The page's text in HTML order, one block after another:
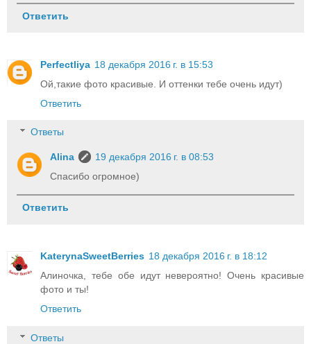
Ответить
Perfectliya 18 декабря 2016 г. в 15:53
Ой,такие фото красивые. И оттенки тебе очень идут)
Ответить
Ответы
Alina
19 декабря 2016 г. в 08:53
Спасибо огромное)
Ответить
KaterynaSweetBerries 18 декабря 2016 г. в 18:12
Алиночка, тебе обе идут невероятно! Очень красивые
фото и ты!
Ответить
Ответы